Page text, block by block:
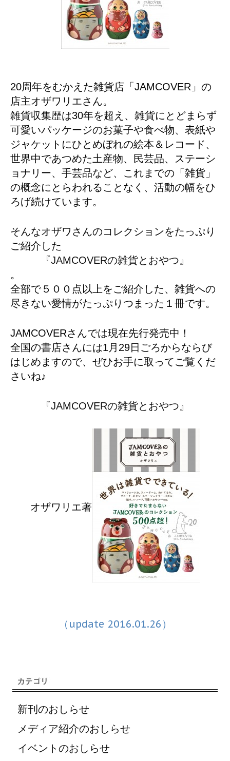
20周年をむかえた雑貨店「JAMCOVER」の
店主オザワリエさん。
雑貨収集歴は30年を超え、雑貨にとどまらず
可愛いパッケージのお菓子や食べ物、表紙や
ジャケットにひとめぼれの絵本＆レコード、
世界中であつめた土産物、民芸品、ステーシ
ョナリー、手芸品など、これまでの「雑貨」
の概念にとらわれることなく、活動の幅をひ
ろげ続けています。
そんなオザワさんのコレクションをたっぷり
ご紹介した
『JAMCOVERの雑貨とおやつ』
。
全部で５００点以上をご紹介した、雑貨への
尽きない愛情がたっぷりつまった１冊です。
JAMCOVERさんでは現在先行発売中！
全国の書店さんには1月29日ごろからならび
はじめますので、ぜひお手に取ってご覧くだ
さいね♪
『JAMCOVERの雑貨とおやつ』
オザワリエ著
（update 2016.01.26）
新刊のおしらせ
メディア紹介のおしらせ
イベントのおしらせ